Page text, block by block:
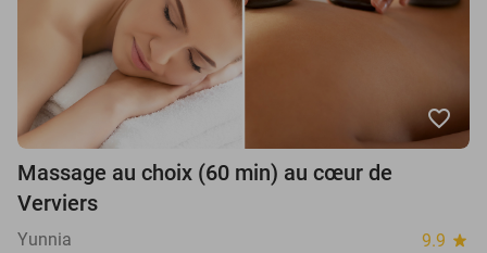
favorite_border
Massage au choix (60 min) au cœur de
Verviers
Yunnia 9.9 star